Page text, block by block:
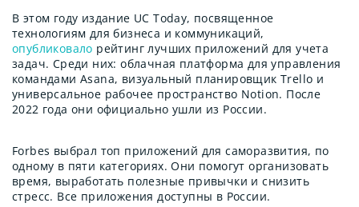
В этом году издание UC Today, посвященное
технологиям для бизнеса и коммуникаций,
опубликовало рейтинг лучших приложений для учета
задач. Среди них: облачная платформа для управления
командами Asana, визуальный планировщик Trello и
универсальное рабочее пространство Notion. После
2022 года они официально ушли из России.
Forbes выбрал топ приложений для саморазвития, по
одному в пяти категориях. Они помогут организовать
время, выработать полезные привычки и снизить
стресс. Все приложения доступны в России.